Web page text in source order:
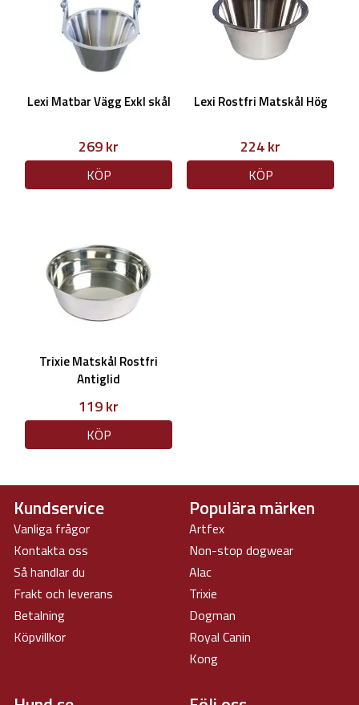
Lexi Matbar Vägg Exkl skål
269 kr
KÖP
Lexi Rostfri Matskål Hög
224 kr
KÖP
Trixie Matskål Rostfri
Antiglid
119 kr
KÖP
Kundservice
Vanliga frågor
Kontakta oss
Så handlar du
Frakt och leverans
Betalning
Köpvillkor
Populära märken
Artfex
Non-stop dogwear
Alac
Trixie
Dogman
Royal Canin
Kong